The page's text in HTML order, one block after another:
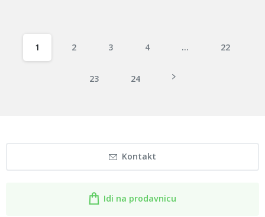
1 2 3 4 … 22
23 24
Kontakt
Idi na prodavnicu